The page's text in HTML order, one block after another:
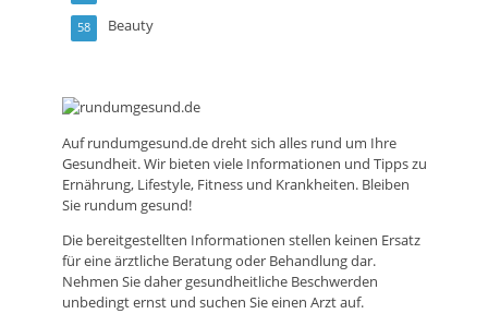
Beauty
58
Aufrundumgesund.dedreht sich alles rund um Ihre
Gesundheit. Wir bieten viele Informationen und Tipps zu
Ernährung, Lifestyle, Fitness und Krankheiten. Bleiben
Sie rundum gesund!
Die bereitgestellten Informationen stellen keinen Ersatz
für eine ärztliche Beratung oder Behandlung dar.
Nehmen Sie daher gesundheitliche Beschwerden
unbedingt ernst und suchen Sie einen Arzt auf.